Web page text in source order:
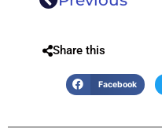
Share this
Facebook